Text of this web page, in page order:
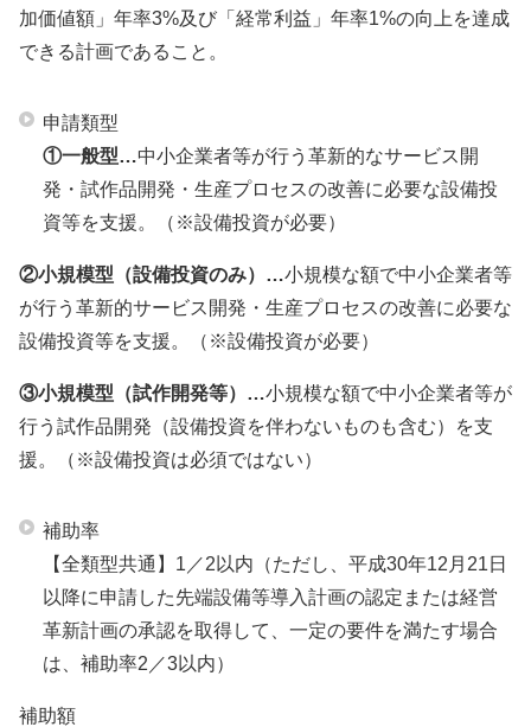
加価値額」年率3%及び「経常利益」年率1%の向上を達成
できる計画であること。
申請類型
①一般型…中小企業者等が行う革新的なサービス開
発・試作品開発・生産プロセスの改善に必要な設備投
資等を支援。（※設備投資が必要）
②小規模型（設備投資のみ）…小規模な額で中小企業者等
が行う革新的サービス開発・生産プロセスの改善に必要な
設備投資等を支援。（※設備投資が必要）
③小規模型（試作開発等）…小規模な額で中小企業者等が
行う試作品開発（設備投資を伴わないものも含む）を支
援。（※設備投資は必須ではない）
補助率
【全類型共通】1／2以内（ただし、平成30年12月21日
以降に申請した先端設備等導入計画の認定または経営
革新計画の承認を取得して、一定の要件を満たす場合
は、補助率2／3以内）
補助額